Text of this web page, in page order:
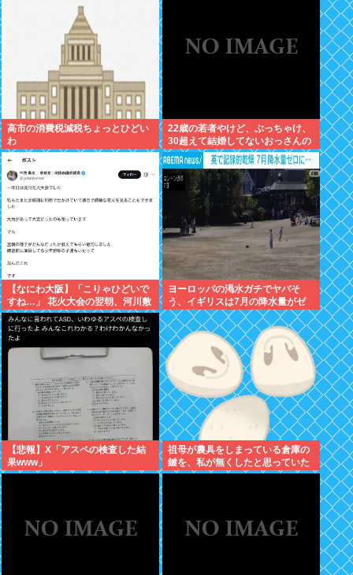
高市の消費税減税ちょっとひどい
わ
22歳の若者やけど、ぶっちゃけ、
30超えて結婚してないおっさんの
こと見下してる
【なにわ大阪】「こりゃひどいで
すね…」 花火大会の翌朝、河川敷
に広がっていた衝撃の光景
ヨーロッパの渇水ガチでヤバそ
う、イギリスは7月の降水量がゼ
ロに 専門家「今年は過去最悪の不
作になる可能性」
【悲報】X「アスペの検査した結
果www」
祖母が農具をしまっている倉庫の
鍵を、私が無くしたと思っていた
ら…